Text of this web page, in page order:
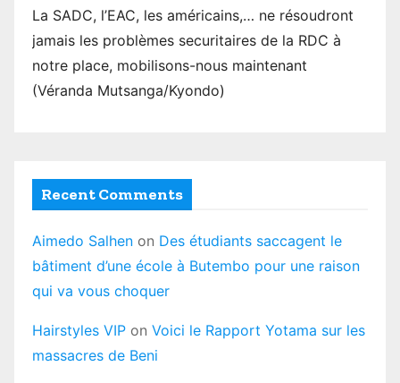
La SADC, l’EAC, les américains,… ne résoudront
jamais les problèmes securitaires de la RDC à
notre place, mobilisons-nous maintenant
(Véranda Mutsanga/Kyondo)
Recent Comments
Aimedo Salhen on Des étudiants saccagent le
bâtiment d’une école à Butembo pour une raison
qui va vous choquer
Hairstyles VIP on Voici le Rapport Yotama sur les
massacres de Beni